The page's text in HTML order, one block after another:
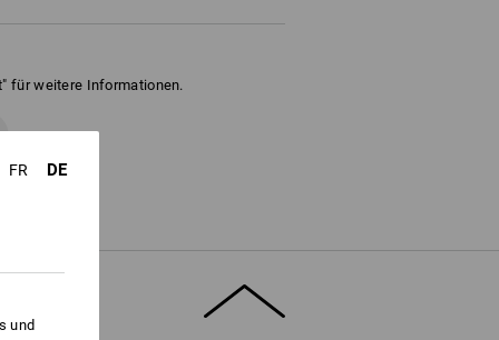
für weitere Informationen.
FR DE
und